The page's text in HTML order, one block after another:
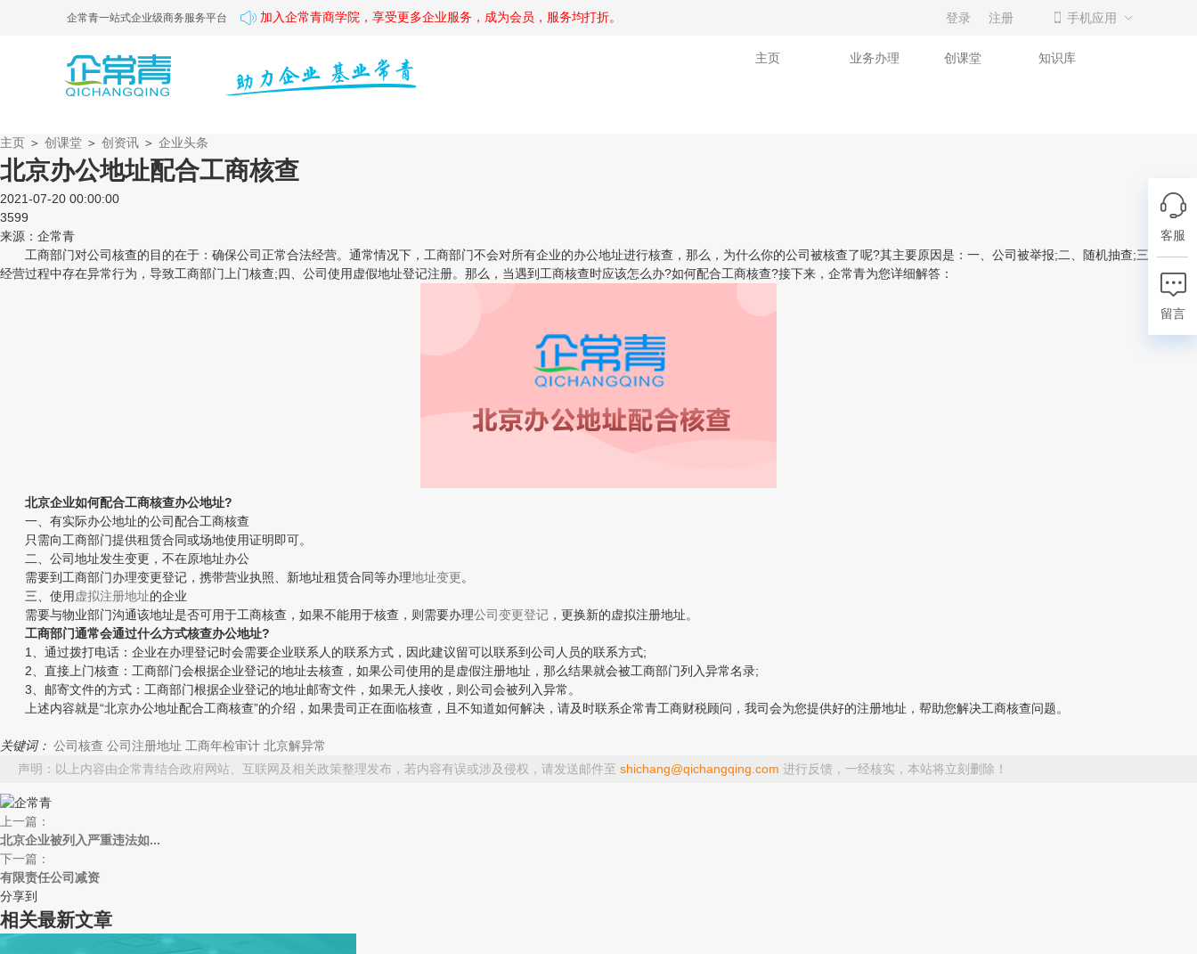
登录 注册 手机应用
企常青一站式企业级商务服务平台 加入企常青商学院，享受更多企业服务，成为会员，服务均打折。
主页 业务办理 创课堂 知识库
主页 ＞ 创课堂 ＞ 创资讯 ＞ 企业头条
北京办公地址配合工商核查
2021-07-20 00:00:00
3599
来源：企常青
工商部门对公司核查的目的在于：确保公司正常合法经营。通常情况下，工商部门不会对所有企业的办公地址进行核查，那么，为什么你的公司被核查了呢?其主要原因是：一、公司被举报;二、随机抽查;三、公司
经营过程中存在异常行为，导致工商部门上门核查;四、公司使用虚假地址登记注册。那么，当遇到工商核查时应该怎么办?如何配合工商核查?接下来，企常青为您详细解答：
北京企业如何配合工商核查办公地址?
一、有实际办公地址的公司配合工商核查
只需向工商部门提供租赁合同或场地使用证明即可。
二、公司地址发生变更，不在原地址办公
需要到工商部门办理变更登记，携带营业执照、新地址租赁合同等办理地址变更。
三、使用 虚拟注册地址的企业
需要与物业部门沟通该地址是否可用于工商核查，如果不能用于核查，则需要办理公司变更登记 ，更换新的虚拟注册地址。
工商部门通常会通过什么方式核查办公地址?
1、通过拨打电话：企业在办理登记时会需要企业联系人的联系方式，因此建议留可以联系到公司人员的联系方式;
2、直接上门核查：工商部门会根据企业登记的地址去核查，如果公司使用的是虚假注册地址，那么结果就会被工商部门列入异常名录;
3、邮寄文件的方式：工商部门根据企业登记的地址邮寄文件，如果无人接收，则公司会被列入异常。
上述内容就是“北京办公地址配合工商核查”的介绍，如果贵司正在面临核查，且不知道如何解决，请及时联系企常青工商财税顾问，我司会为您提供好的注册地址，帮助您解决工商核查问题。
关键词： 公司核查 公司注册地址 工商年检审计 北京解异常
声明：以上内容由企常青结合政府网站、互联网及相关政策整理发布，若内容有误或涉及侵权，请发送邮件至 shichang@qichangqing.com 进行反馈，一经核实，本站将立刻删除！
上一篇：
北京企业被列入严重违法如...
下一篇：
有限责任公司减资
分享到
相关最新文章
客服
留言